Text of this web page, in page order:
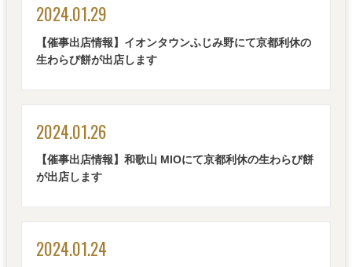
2024.01.29
【催事出店情報】イオンタウンふじみ野にて京都利休の
生わらび餅が出店します
2024.01.26
【催事出店情報】和歌山 MIOにて京都利休の生わらび餅
が出店します
2024.01.24